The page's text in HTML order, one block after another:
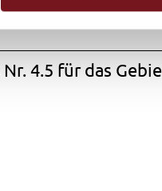
4.5 für das